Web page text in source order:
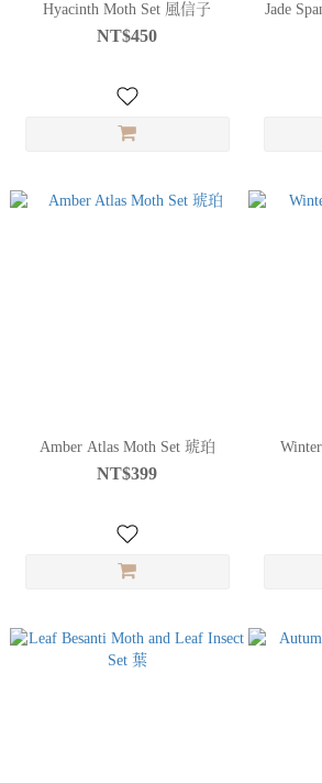
Hyacinth Moth Set 風信子
NT$450
Jade
Amber Atlas Moth Set 琥珀
NT$399